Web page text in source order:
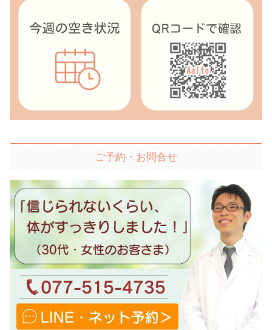
ご予約・お問合せ